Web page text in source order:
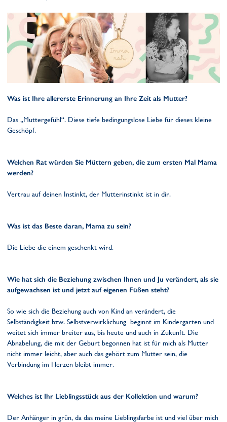
Was ist Ihre allererste Erinnerung an Ihre Zeit als Mutter?
Das „Muttergefühl“. Diese tiefe bedingungslose Liebe für dieses kleine
Geschöpf.
Welchen Rat würden Sie Müttern geben, die zum ersten Mal Mama
werden?
Vertrau auf deinen Instinkt, der Mutterinstinkt ist in dir.
Was ist das Beste daran, Mama zu sein?
Die Liebe die einem geschenkt wird.
Wie hat sich die Beziehung zwischen Ihnen und Ju verändert, als sie
aufgewachsen ist und jetzt auf eigenen Füßen steht?
So wie sich die Beziehung auch von Kind an verändert, die
Selbständigkeit bzw. Selbstverwirklichung beginnt im Kindergarten und
weitet sich immer breiter aus, bis heute und auch in Zukunft. Die
Abnabelung, die mit der Geburt begonnen hat ist für mich als Mutter
nicht immer leicht, aber auch das gehört zum Mutter sein, die
Verbindung im Herzen bleibt immer.
Welches ist Ihr Lieblingsstück aus der Kollektion und warum?
Der Anhänger in grün, da das meine Lieblingsfarbe ist und viel über mich